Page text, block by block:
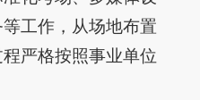
工作，从场地布置
严格按照事业单位